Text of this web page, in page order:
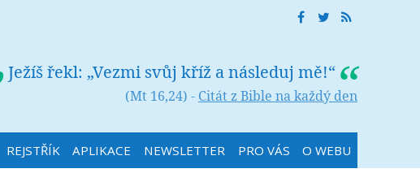
Ježíš řekl: „Vezmi svůj kříž a následuj mě!“
(Mt 16,24) - Citát z Bible na každý den
REJSTŘÍK APLIKACE NEWSLETTER PRO VÁS O WEBU